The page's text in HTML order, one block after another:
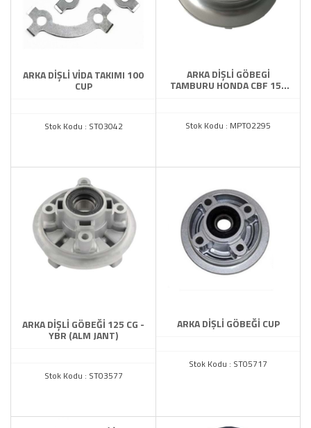
TAMAMLAYICI
YAĞ POMPASI
ARKA DİŞLİ VİDA TAKIMI 100
CUP
Stok Kodu : ST03042
ARKA DİŞLİ GÖBEGİ
TAMBURU HONDA CBF 150
Stok Kodu : MPT02295
ARKA DİŞLİ GÖBEĞİ 125 CG -
YBR (ALM JANT)
Stok Kodu : ST03577
ARKA DİŞLİ GÖBEĞİ CUP
Stok Kodu : ST05717